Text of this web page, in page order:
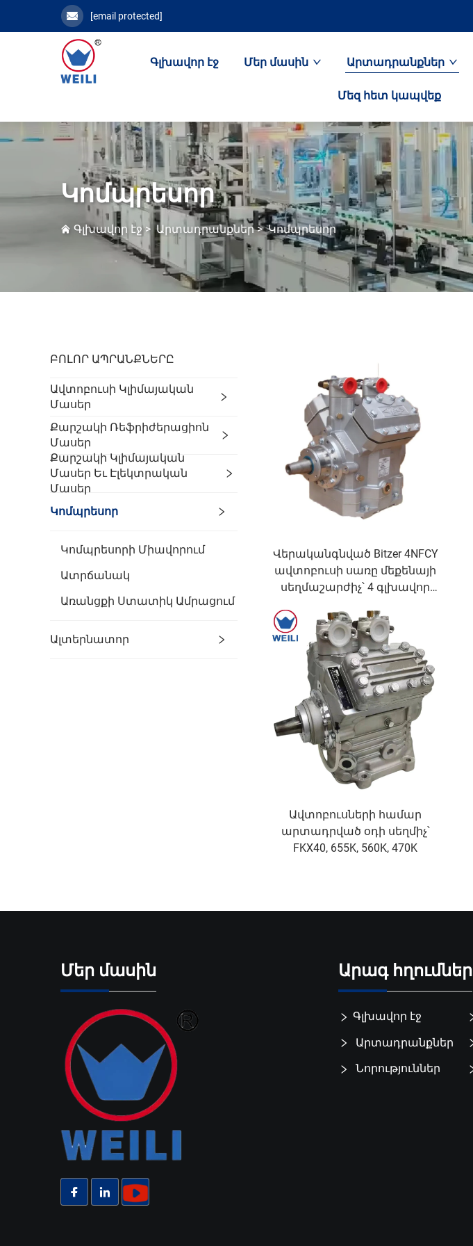
[email protected]
Գլխավոր էջ Մեր մասին Արտադրանքներ
Մեզ հետ կապվեք
Կոմպրեսոր
Գլխավոր էջ>Արտադրանքներ>Կոմպրեսոր
ԲՈԼՈՐ ԱՊՐԱՆՔՆԵՐԸ
Ավտոբուսի Կլիմայական
Մասեր
Քարշակի Ռեֆրիժերացիոն
Մասեր
Քարշակի Կլիմայական
Մասեր Եւ Էլեկտրական
Մասեր
Կոմպրեսոր
Կոմպրեսորի Միավորում
Ատրճանակ
Առանցքի Ստատիկ Ամրացում
Ալտերնատոր
Վերականգնված Bitzer 4NFCY
ավտոբուսի սառը մեքենայի
սեղմաշարժիչ՝ 4 գլխավոր
մ ավտոբուսների համար՝
սկզբնական սարքավորման
փոխարինում
Ավտոբուսների համար
արտադրված օդի սեղմիչ՝
FKX40, 655K, 560K, 470K
Մեր մասին Արագ հղումներ
Գլխավոր էջ
Արտադրանքներ
Նորություններ